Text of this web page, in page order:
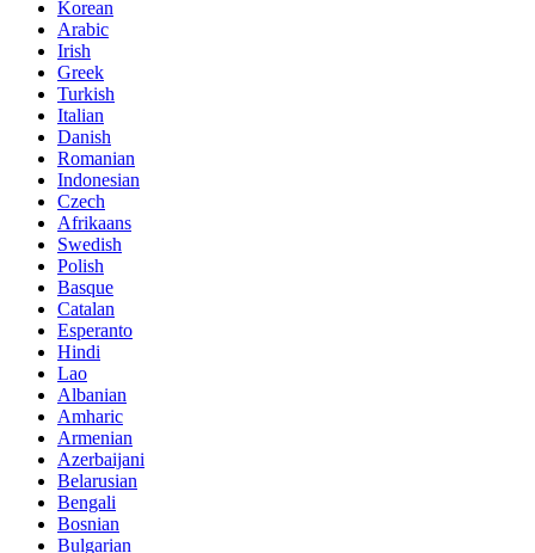
Korean
Arabic
Irish
Greek
Turkish
Italian
Danish
Romanian
Indonesian
Czech
Afrikaans
Swedish
Polish
Basque
Catalan
Esperanto
Hindi
Lao
Albanian
Amharic
Armenian
Azerbaijani
Belarusian
Bengali
Bosnian
Bulgarian